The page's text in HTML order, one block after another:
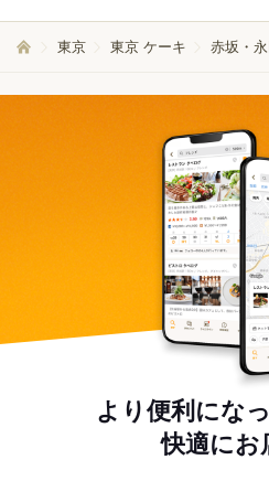
東京 東京 ケーキ 赤坂・
より便利にな
快適にお